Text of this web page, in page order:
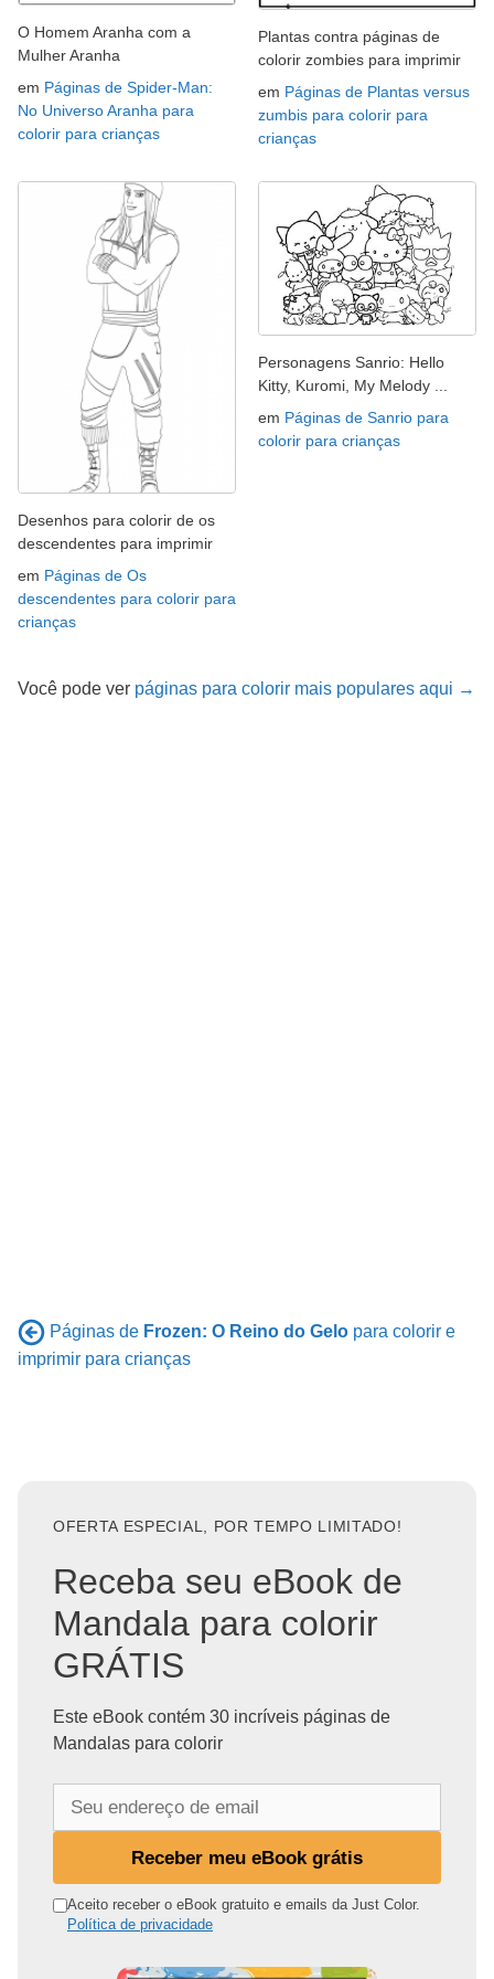
O Homem Aranha com a
Mulher Aranha
em Páginas de Spider-Man:
No Universo Aranha para
colorir para crianças
Plantas contra páginas de
colorir zombies para imprimir
em Páginas de Plantas versus
zumbis para colorir para
crianças
Desenhos para colorir de os
descendentes para imprimir
em Páginas de Os
descendentes para colorir para
crianças
Personagens Sanrio: Hello
Kitty, Kuromi, My Melody ...
em Páginas de Sanrio para
colorir para crianças
Você pode ver páginas para colorir mais populares aqui →
Páginas de Frozen: O Reino do Gelo para colorir e
imprimir para crianças
OFERTA ESPECIAL, POR TEMPO LIMITADO!
Receba seu eBook de
Mandala para colorir
GRÁTIS
Este eBook contém 30 incríveis páginas de
Mandalas para colorir
n
Receber meu eBook grátis
Aceito receber o eBook gratuito e emails da Just Color.
Política de privacidade